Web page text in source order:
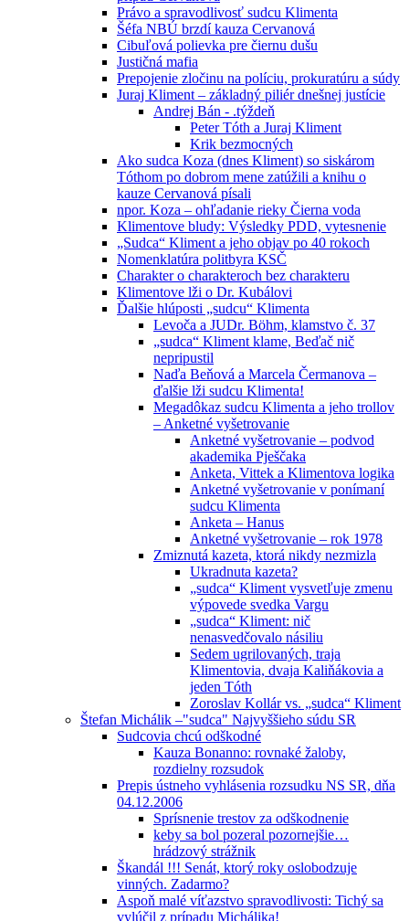
Právo a spravodlivosť sudcu Klimenta
Šéfa NBÚ brzdí kauza Cervanová
Cibuľová polievka pre čiernu dušu
Justičná mafia
Prepojenie zločinu na políciu, prokuratúru a súdy
Juraj Kliment – základný piliér dnešnej justície
Andrej Bán - .týždeň
Peter Tóth a Juraj Kliment
Krik bezmocných
Ako sudca Koza (dnes Kliment) so siskárom
Tóthom po dobrom mene zatúžili a knihu o
kauze Cervanová písali
npor. Koza – ohľadanie rieky Čierna voda
Klimentove bludy: Výsledky PDD, vytesnenie
„Sudca“ Kliment a jeho objav po 40 rokoch
Nomenklatúra politbyra KSČ
Charakter o charakteroch bez charakteru
Klimentove lži o Dr. Kubálovi
Ďalšie hlúposti „sudcu“ Klimenta
Levoča a JUDr. Böhm, klamstvo č. 37
„sudca“ Kliment klame, Beďač nič
nepripustil
Naďa Beňová a Marcela Čermanova –
ďalšie lži sudcu Klimenta!
Megadôkaz sudcu Klimenta a jeho trollov
– Anketné vyšetrovanie
Anketné vyšetrovanie – podvod
akademika Pješčaka
Anketa, Vittek a Klimentova logika
Anketné vyšetrovanie v ponímaní
sudcu Klimenta
Anketa – Hanus
Anketné vyšetrovanie – rok 1978
Zmiznutá kazeta, ktorá nikdy nezmizla
Ukradnuta kazeta?
„sudca“ Kliment vysvetľuje zmenu
výpovede svedka Vargu
„sudca“ Kliment: nič
nenasvedčovalo násiliu
Sedem ugrilovaných, traja
Klimentovia, dvaja Kaliňákovia a
jeden Tóth
Zoroslav Kollár vs. „sudca“ Kliment
Štefan Michálik –"sudca" Najvyššieho súdu SR
Sudcovia chcú odškodné
Kauza Bonanno: rovnaké žaloby,
rozdielny rozsudok
Prepis ústneho vyhlásenia rozsudku NS SR, dňa
04.12.2006
Sprísnenie trestov za odškodnenie
keby sa bol pozeral pozornejšie…
hrádzový strážnik
Škandál !!! Senát, ktorý roky oslobodzuje
vinných. Zadarmo?
Aspoň malé víťazstvo spravodlivosti: Tichý sa
vylúčil z prípadu Michálika!